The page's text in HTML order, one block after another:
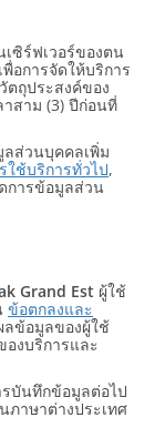
ซิร์ฟเวอร์ของตน
อการจัดให้บริการ
ตถุประสงค์ของ
าสาม (3) ปีก่อนที่
ลส่วนบุคคลเพิ่ม
ใช้บริการทั่วไป,
การข้อมูลส่วน
Grand Est ผู้ใช้
ข้อตกลงและ
ลข้อมูลของผู้ใช้
งบริการและ
บันทึกข้อมูลต่อไป
ภาษาต่างประเทศ